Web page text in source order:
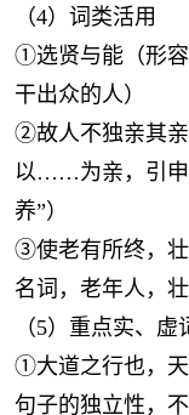
（4）词类活用
①选贤与能（形
干出众的人）
②故人不独亲其亲
以……为亲，引
养”）
③使老有所终，
名词，老年人，
（5）重点实、虚
①大道之行也，
句子的独立性，